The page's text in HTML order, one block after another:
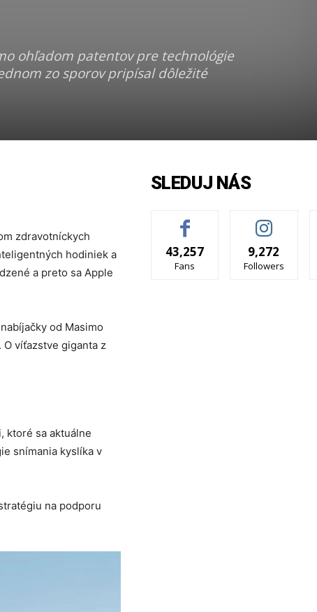
ohľadom patentov pre technológie
zo sporov pripísal dôležité
zdravotníckych
hodiniek a
a preto sa Apple
od Masimo
víťazstve giganta z
ktoré sa aktuálne
snímania kyslíka v
na podporu
SLEDUJ NÁS
43,257
Fans
9,272
Followers